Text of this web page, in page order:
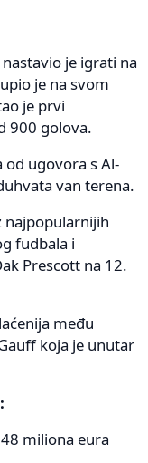
je igrati na
je na svom
je prvi
900 golova.
od ugovora s Al-
van terena.
najpopularnijih
fudbala i
Prescott na 12.
među
koja je unutar
miliona eura